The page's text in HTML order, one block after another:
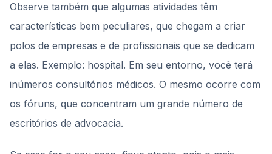
Observe também que algumas atividades têm
características bem peculiares, que chegam a criar
polos de empresas e de profissionais que se dedicam
a elas. Exemplo: hospital. Em seu entorno, você terá
inúmeros consultórios médicos. O mesmo ocorre com
os fóruns, que concentram um grande número de
escritórios de advocacia.